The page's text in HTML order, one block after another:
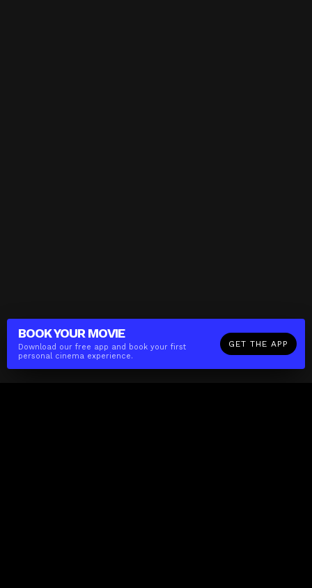
BOOK YOUR MOVIE
Download our free app and book your first
personal cinema experience.
GET THE APP